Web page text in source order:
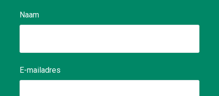
Naam
E-mailadres